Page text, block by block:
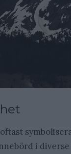
i diverse